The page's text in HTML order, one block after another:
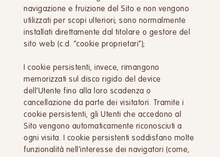
navigazione e fruizione del Sito e non vengono
utilizzati per scopi ulteriori; sono normalmente
installati direttamente dal titolare o gestore del
sito web (c.d. “cookie proprietari”);
I cookie persistenti, invece, rimangono
memorizzati sul disco rigido del device
dell’Utente fino alla loro scadenza o
cancellazione da parte dei visitatori. Tramite i
cookie persistenti, gli Utenti che accedono al
Sito vengono automaticamente riconosciuti a
ogni visita. I cookie persistenti soddisfano molte
funzionalità nell’interesse dei navigatori (come,